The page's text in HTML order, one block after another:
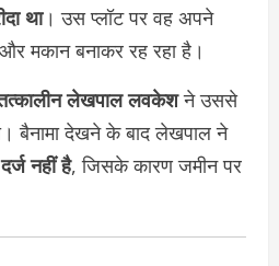
था। उस प्लॉट पर वह अपने
मकान बनाकर रह रहा है।
लेखपाल लवकेशने उससे
बैनामा देखने के बाद लेखपाल ने
नहीं है, जिसके कारण जमीन पर